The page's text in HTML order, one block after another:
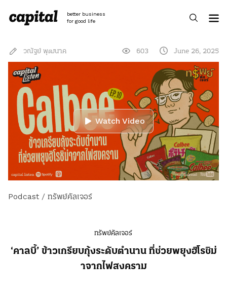
content
better business
for good life
วณัฐย์ พุฒนาค 603 June 26, 2025
Watch Video
Podcast / ทรัพย์คัลเจอร์
ทรัพย์คัลเจอร์
‘คาลบี้’ ข้าวเกรียบกุ้งระดับตำนาน ที่ช่วยพยุงฮิโรชิม่
าจากไฟสงคราม